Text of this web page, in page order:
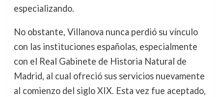
especializando.
No obstante, Villanova nunca perdió su vínculo
con las instituciones españolas, especialmente
con el Real Gabinete de Historia Natural de
Madrid, al cual ofreció sus servicios nuevamente
al comienzo del siglo XIX. Esta vez fue aceptado,